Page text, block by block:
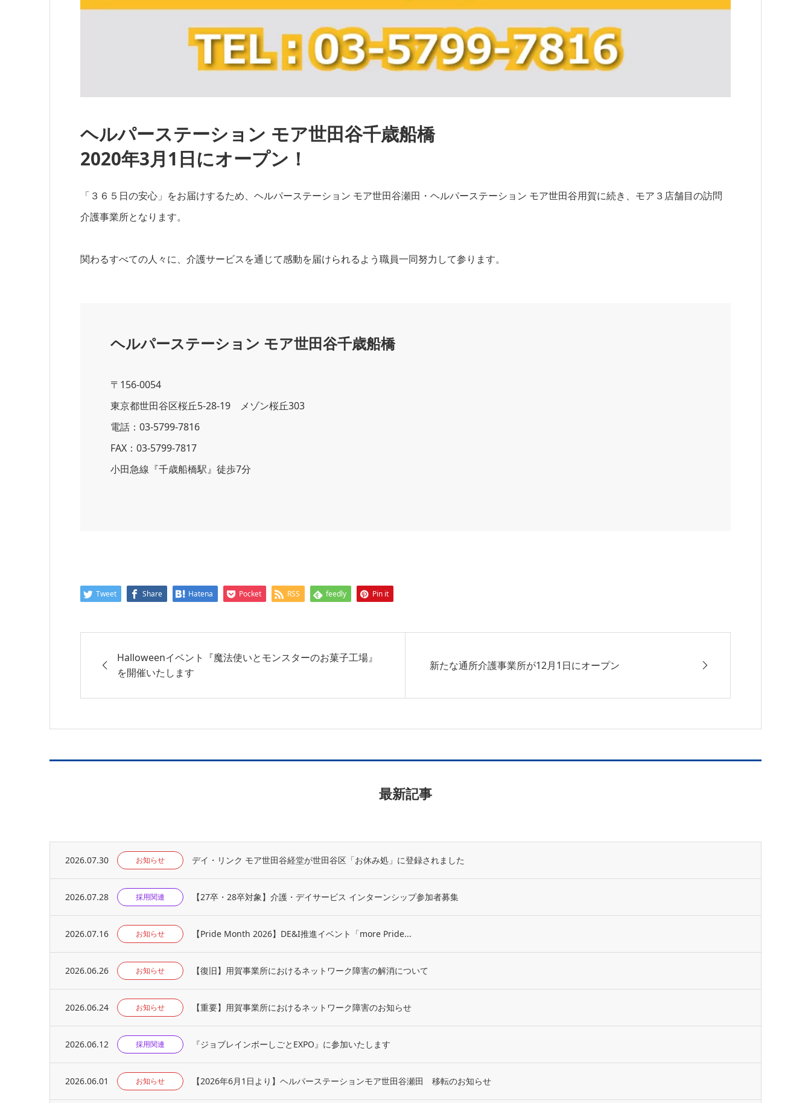
ヘルパーステーション モア世田谷千歳船橋
2020年3月1日にオープン！
「３６５日の安心」をお届けするため、ヘルパーステーション モア世田谷瀬田・ヘルパーステーション モア世田谷用賀に続き、モア３店舗目の訪問
介護事業所となります。
関わるすべての人々に、介護サービスを通じて感動を届けられるよう職員一同努力して参ります。
ヘルパーステーション モア世田谷千歳船橋
〒156-0054
東京都世田谷区桜丘5-28-19 メゾン桜丘303
電話：03-5799-7816
FAX：03-5799-7817
小田急線『千歳船橋駅』徒歩7分
Tweet Share Hatena Pocket RSS feedly Pin it
Halloweenイベント『魔法使いとモンスターのお菓子工場』
を開催いたします
新たな通所介護事業所が12月1日にオープン
最新記事
2026.07.30 お知らせ デイ・リンク モア世田谷経堂が世田谷区「お休み処」に登録されました
2026.07.28 採用関連 【27卒・28卒対象】介護・デイサービス インターンシップ参加者募集
2026.07.16 お知らせ 【Pride Month 2026】DE&I推進イベント「more Pride...
2026.06.26 お知らせ 【復旧】用賀事業所におけるネットワーク障害の解消について
2026.06.24 お知らせ 【重要】用賀事業所におけるネットワーク障害のお知らせ
2026.06.12 採用関連 『ジョブレインボーしごとEXPO』に参加いたします
2026.06.01 お知らせ 【2026年6月1日より】ヘルパーステーションモア世田谷瀬田 移転のお知らせ